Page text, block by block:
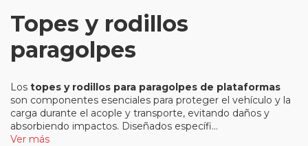
Topes y rodillos
paragolpes
Los topes y rodillos para paragolpes de plataformas
son componentes esenciales para proteger el vehículo y la
carga durante el acople y transporte, evitando daños y
absorbiendo impactos. Diseñados específi...
Ver más